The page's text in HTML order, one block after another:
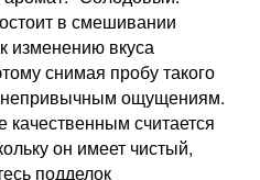
в смешивании
изменению вкуса
снимая пробу такого
непривычным ощущениям.
считается
он имеет чистый,
подделок